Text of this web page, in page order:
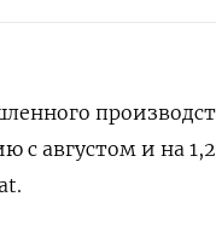
с августом и на